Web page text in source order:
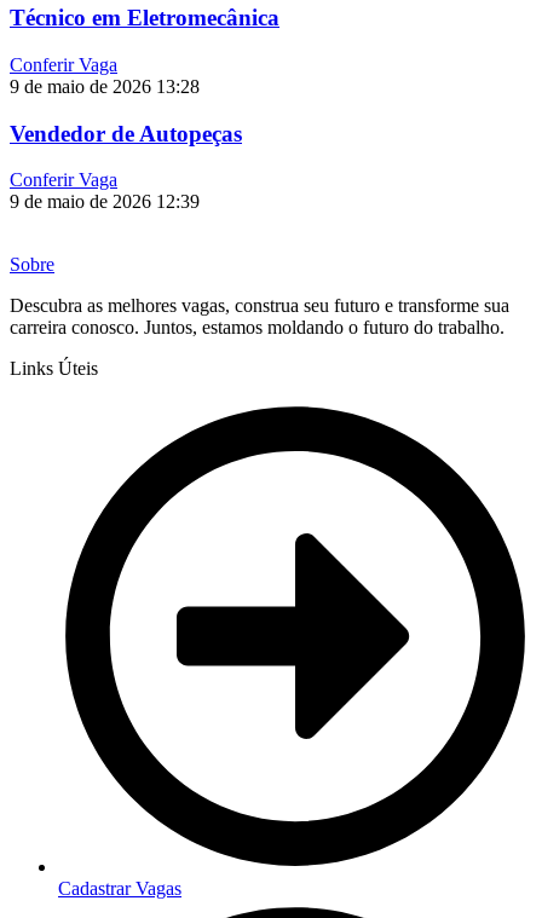
Técnico em Eletromecânica
Conferir Vaga
9 de maio de 2026 13:28
Vendedor de Autopeças
Conferir Vaga
9 de maio de 2026 12:39
Sobre
Descubra as melhores vagas, construa seu futuro e transforme sua
carreira conosco. Juntos, estamos moldando o futuro do trabalho.
Links Úteis
Cadastrar Vagas